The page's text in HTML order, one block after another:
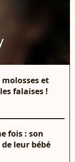
et
falaises !
fois : son
leur bébé